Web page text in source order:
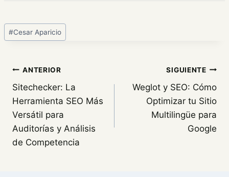
Etiquetas
de
entrada:
#Cesar Aparicio
Navegación
de
entradas
ANTERIOR
Sitechecker: La
Herramienta SEO Más
Versátil para
Auditorías y Análisis
de Competencia
SIGUIENTE
Weglot y SEO: Cómo
Optimizar tu Sitio
Multilingüe para
Google